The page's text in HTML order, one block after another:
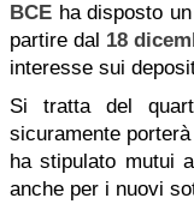
BCE ha disposto
partire dal 18
interesse sui
Si tratta del
sicuramente
ha stipulato mutui
anche per i nuovi